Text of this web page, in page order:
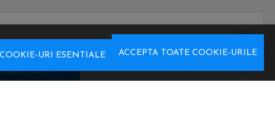
ACCEPTA TOATE COOKIE-URILE
URI ESENTIALE
TE